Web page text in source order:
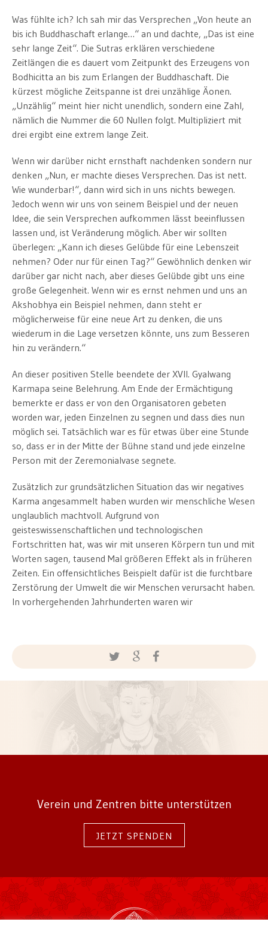
Was fühlte ich? Ich sah mir das Versprechen „Von heute an
bis ich Buddhaschaft erlange…“ an und dachte, „Das ist eine
sehr lange Zeit“. Die Sutras erklären verschiedene
Zeitlängen die es dauert vom Zeitpunkt des Erzeugens von
Bodhicitta an bis zum Erlangen der Buddhaschaft. Die
kürzest mögliche Zeitspanne ist drei unzählige Äonen.
„Unzählig“ meint hier nicht unendlich, sondern eine Zahl,
nämlich die Nummer die 60 Nullen folgt. Multipliziert mit
drei ergibt eine extrem lange Zeit.
Wenn wir darüber nicht ernsthaft nachdenken sondern nur
denken „Nun, er machte dieses Versprechen. Das ist nett.
Wie wunderbar!“, dann wird sich in uns nichts bewegen.
Jedoch wenn wir uns von seinem Beispiel und der neuen
Idee, die sein Versprechen aufkommen lässt beeinflussen
lassen und, ist Veränderung möglich. Aber wir sollten
überlegen: „Kann ich dieses Gelübde für eine Lebenszeit
nehmen? Oder nur für einen Tag?“ Gewöhnlich denken wir
darüber gar nicht nach, aber dieses Gelübde gibt uns eine
große Gelegenheit. Wenn wir es ernst nehmen und uns an
Akshobhya ein Beispiel nehmen, dann steht er
möglicherweise für eine neue Art zu denken, die uns
wiederum in die Lage versetzen könnte, uns zum Besseren
hin zu verändern.“
An dieser positiven Stelle beendete der XVII. Gyalwang
Karmapa seine Belehrung. Am Ende der Ermächtigung
bemerkte er dass er von den Organisatoren gebeten
worden war, jeden Einzelnen zu segnen und dass dies nun
möglich sei. Tatsächlich war es für etwas über eine Stunde
so, dass er in der Mitte der Bühne stand und jede einzelne
Person mit der Zeremonialvase segnete.
Zusätzlich zur grundsätzlichen Situation das wir negatives
Karma angesammelt haben wurden wir menschliche Wesen
unglaublich machtvoll. Aufgrund von
geisteswissenschaftlichen und technologischen
Fortschritten hat, was wir mit unseren Körpern tun und mit
Worten sagen, tausend Mal größeren Effekt als in früheren
Zeiten. Ein offensichtliches Beispielt dafür ist die furchtbare
Zerstörung der Umwelt die wir Menschen verursacht haben.
In vorhergehenden Jahrhunderten waren wir
Verein und Zentren bitte unterstützen
JETZT SPENDEN